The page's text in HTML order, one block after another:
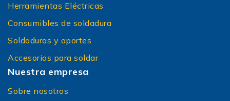
Herramientas Eléctricas
Consumibles de soldadura
Soldaduras y aportes
Accesorios para soldar
Nuestra empresa
Sobre nosotros